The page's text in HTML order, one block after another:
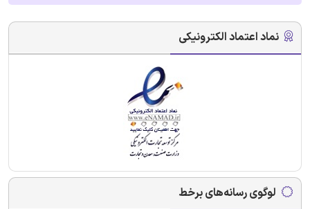
نماد اعتماد الکترونیکی
لوگوی رسانه‌های برخط